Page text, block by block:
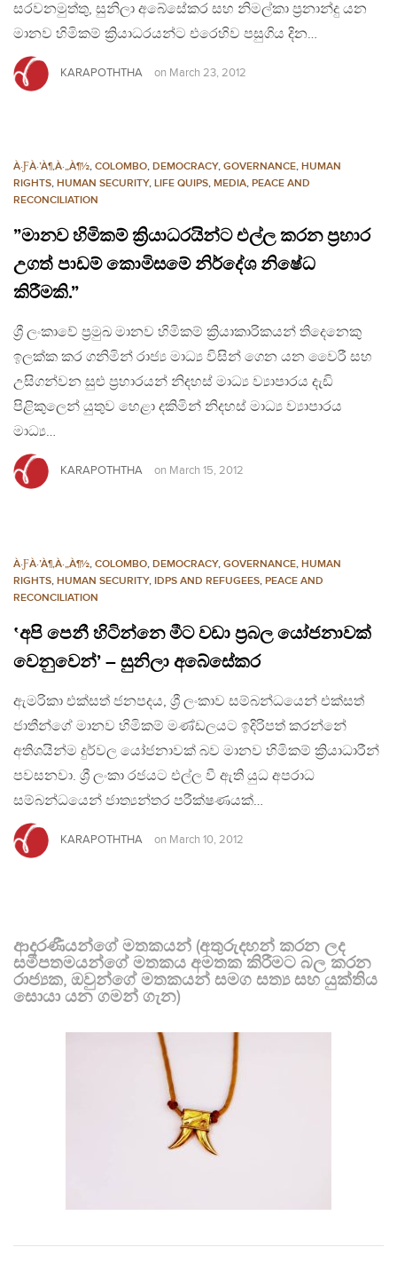
සරවනමුත්තු, සුනිලා අබේසේකර සහ නිමල්කා ප්‍රනාන්දු යන
මානව හිමිකම් ක්‍රියාධරයන්ට එරෙහිව පසුගිය දින…
KARAPOTHTHA on March 23, 2012
À·ƑÀ·’À¶‚À·„À¶½, COLOMBO, DEMOCRACY, GOVERNANCE, HUMAN
RIGHTS, HUMAN SECURITY, LIFE QUIPS, MEDIA, PEACE AND
RECONCILIATION
”මානව හිමිකම් ක්‍රියාධරයින්ට එල්ල කරන ප්‍රහාර
උගත් පාඩම් කොමිසමේ නිර්දේශ නිෂේධ
කිරීමකි.”
ශ්‍රී ලංකාවේ ප්‍රමුඛ මානව හිමිකම් ක්‍රියාකාරිකයන් තිදෙනෙකු
ඉලක්ක කර ගනිමින් රාජ්‍ය මාධ්‍ය විසින් ගෙන යන වෛරී සහ
උසිගන්වන සුළු ප්‍රහාරයන් නිදහස් මාධ්‍ය ව්‍යාපාරය දැඩි
පිළිකුලෙන් යුතුව හෙළා දකිමින් නිදහස් මාධ්‍ය ව්‍යාපාරය
මාධ්‍ය…
KARAPOTHTHA on March 15, 2012
À·ƑÀ·’À¶‚À·„À¶½, COLOMBO, DEMOCRACY, GOVERNANCE, HUMAN
RIGHTS, HUMAN SECURITY, IDPS AND REFUGEES, PEACE AND
RECONCILIATION
‛අපි පෙනී හිටින්නෙ මීට වඩා ප්‍රබල යෝජනාවක්
වෙනුවෙන්’ – සුනිලා අබේසේකර
ඇමරිකා එක්සත් ජනපදය, ශ්‍රී ලංකාව සම්බන්ධයෙන් එක්සත්
ජාතීන්ගේ මානව හිමිකම් මණ්ඩලයට ඉදිරිපත් කරන්නේ
අතිශයින්ම දුර්වල යෝජනාවක් බව මානව හිමිකම් ක්‍රියාධාරීන්
පවසනවා. ශ්‍රී ලංකා රජයට එල්ල වී ඇති යුධ අපරාධ
සම්බන්ධයෙන් ජාත්‍යන්තර පරීක්ෂණයක්…
KARAPOTHTHA on March 10, 2012
ආදරණීයන්ගේ මතකයන් (අතුරුදහන් කරන ලද
සමීපතමයන්ගේ මතකය අමතක කිරීමට බල කරන
රාජ්‍යක, ඔවුන්ගේ මතකයන් සමග සත්‍ය සහ යුක්තිය
සොයා යන ගමන් ගැන)